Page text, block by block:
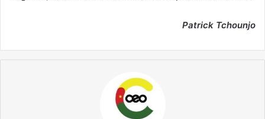
Patrick Tchounjo